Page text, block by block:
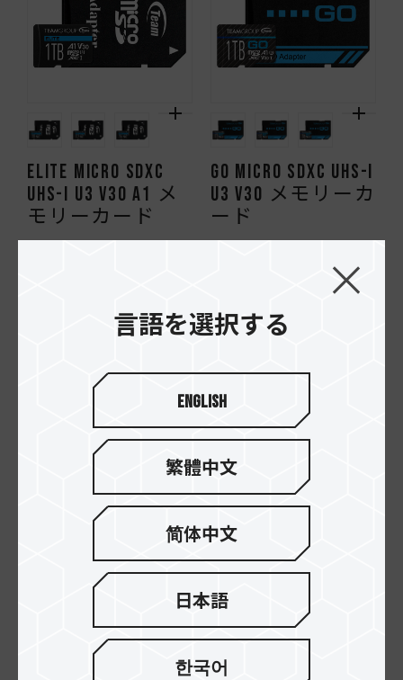
ELITE Micro SDXC
UHS-I U3 V30 A1 メ
モリーカード
GO Micro SDXC UHS-I
U3 V30 メモリーカ
ード
High Endurance
Micro SDXC UHS-I U3
V30 メモリーカー
Dash Micro SDXC
モリーカード
言語を選択する
English
繁體中文
简体中文
日本語
한국어